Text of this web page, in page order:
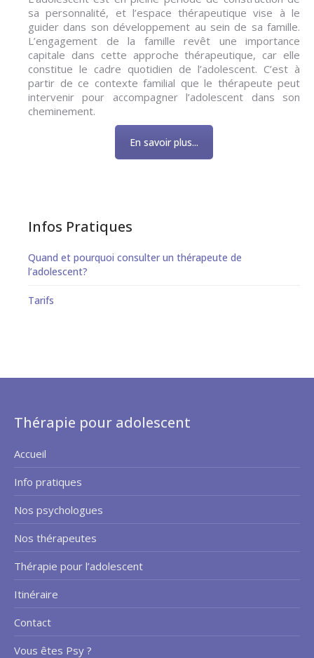
sa personnalité, et l’espace thérapeutique vise à le
guider dans son développement au sein de sa famille.
L’engagement de la famille revêt une importance
capitale dans cette approche thérapeutique, car elle
constitue le cadre quotidien de l’adolescent. C’est à
partir de ce contexte familial que le thérapeute peut
intervenir pour accompagner l’adolescent dans son
cheminement.
En savoir plus...
Infos Pratiques
Quand et pourquoi consulter un thérapeute de
l’adolescent?
Tarifs
Thérapie pour adolescent
Accueil
Info pratiques
Nos psychologues
Nos thérapeutes
Thérapie pour l’adolescent
Itinéraire
Contact
Vous êtes Psy ?